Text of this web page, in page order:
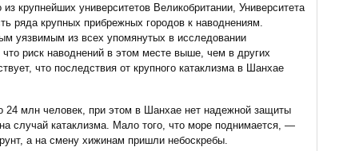
крупнейших университетов Великобритании, Университета
ряда крупных прибрежных городов к наводнениям.
уязвимым из всех упомянутых в исследовании
риск наводнений в этом месте выше, чем в других
что последствия от крупного катаклизма в Шанхае
24 млн человек, при этом в Шанхае нет надежной защиты
случай катаклизма. Мало того, что море поднимается, —
а на смену хижинам пришли небоскребы.